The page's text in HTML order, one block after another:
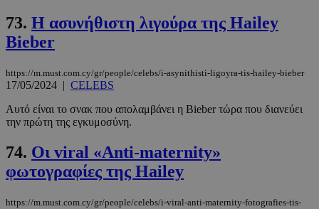
73. Η ασυνήθιστη λιγούρα της Hailey
Bieber
https://m.must.com.cy/gr/people/celebs/i-asynithisti-ligoyra-tis-hailey-bieber
17/05/2024 | CELEBS
Αυτό είναι το σνακ που απολαμβάνει η Bieber τώρα που διανεύει
την πρώτη της εγκυμοσύνη.
74. Οι viral «Anti-maternity»
φωτογραφίες της Hailey
https://m.must.com.cy/gr/people/celebs/i-viral-anti-maternity-fotografies-tis-